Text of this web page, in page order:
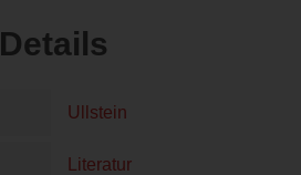
Details
Ullstein
Literatur